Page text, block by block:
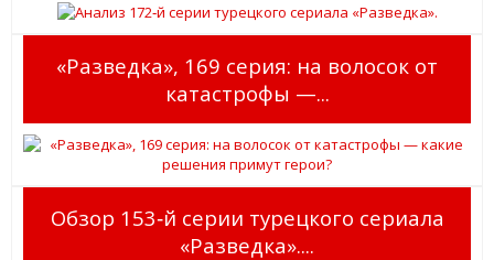
«Разведка», 169 серия: на волосок от
катастрофы —...
Обзор 153‑й серии турецкого сериала
«Разведка»....